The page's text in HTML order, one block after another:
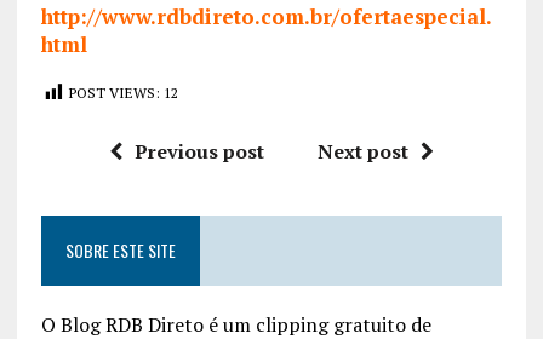
http://www.rdbdireto.com.br/ofertaespecial.
html
POST VIEWS: 12
Previous post Next post
SOBRE ESTE SITE
O Blog RDB Direto é um clipping gratuito de